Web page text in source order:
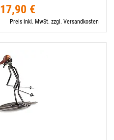
17,90 €
Preis inkl. MwSt. zzgl. Versandkosten